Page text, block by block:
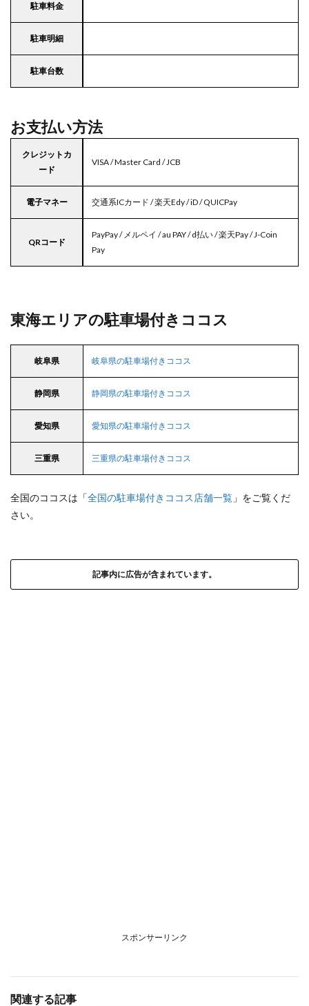
駐車料金
駐車明細
駐車台数
お支払い方法
クレジットカ
ード
VISA / Master Card / JCB
電子マネー 交通系ICカード / 楽天Edy / iD / QUICPay
QRコード
PayPay / メルペイ / au PAY / d払い / 楽天Pay / J-Coin
Pay
東海エリアの駐車場付きココス
岐阜県 岐阜県の駐車場付きココス
静岡県 静岡県の駐車場付きココス
愛知県 愛知県の駐車場付きココス
三重県 三重県の駐車場付きココス
全国のココスは「全国の駐車場付きココス店舗一覧 」をご覧くだ
さい。
記事内に広告が含まれています。
スポンサーリンク
関連する記事